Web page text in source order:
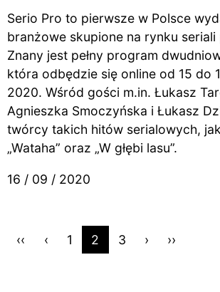
Serio Pro to pierwsze w Polsce
branżowe skupione na rynku seriali
Znany jest pełny program
która odbędzie się online od 15 do
2020. Wśród gości m.in. Łukasz
Agnieszka Smoczyńska i Łukasz
twórcy takich hitów serialowych, jak
„Wataha” oraz „W głębi lasu”.
16 / 09 / 2020
‹‹ ‹ 1 2 3 › ››